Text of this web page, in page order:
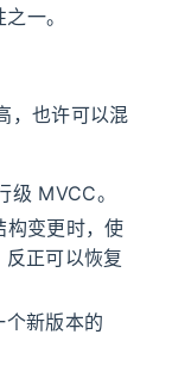
一。
，也许可以混
级 MVCC。
构变更时，使
正可以恢复
新版本的